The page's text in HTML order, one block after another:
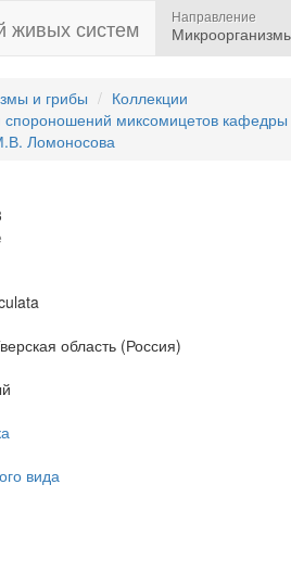
живых систем Направление
и грибы
Коллекции
спороношений миксомицетов кафедры
Ломоносова
область (Россия)
вида